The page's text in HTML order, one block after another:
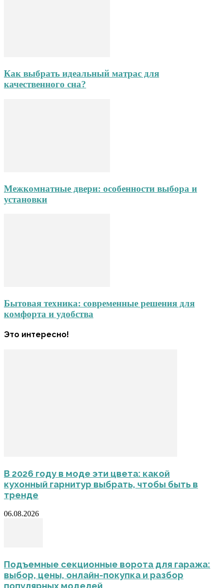
Как выбрать идеальный матрас для
качественного сна?
Межкомнатные двери: особенности выбора и
установки
Бытовая техника: современные решения для
комфорта и удобства
Это интересно!
В 2026 году в моде эти цвета: какой
кухонный гарнитур выбрать, чтобы быть в
тренде
06.08.2026
Подъемные секционные ворота для гаража:
выбор, цены, онлайн-покупка и разбор
популярных моделей